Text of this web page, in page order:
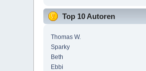
Top 10 Autoren
Thomas W.
Sparky
Beth
Ebbi